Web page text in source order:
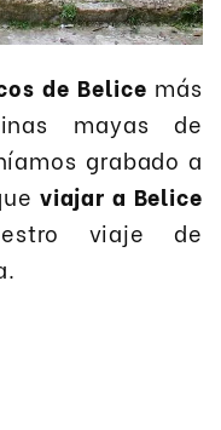
de Belice más
mayas de
grabado a
viajar a Belice
viaje de